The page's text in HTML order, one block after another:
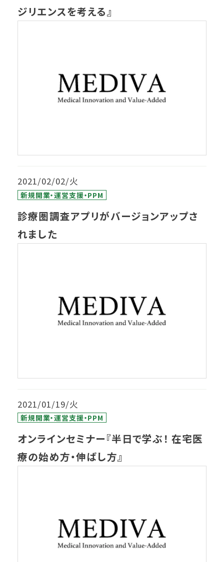
ジリエンスを考える』
2021/02/02/火
新規開業・運営支援・PPM
診療圏調査アプリがバージョンアップさ
れました
2021/01/19/火
新規開業・運営支援・PPM
オンラインセミナー『半日で学ぶ！ 在宅医
療の始め方・伸ばし方』